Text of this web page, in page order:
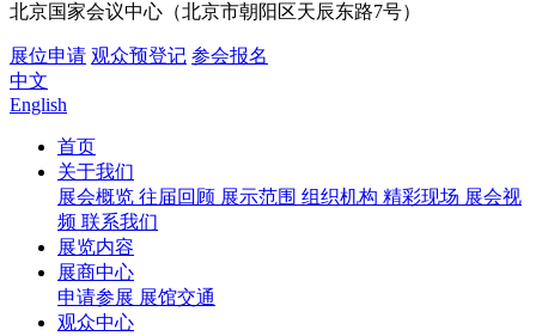
北京国家会议中心（北京市朝阳区天辰东路7号）
展位申请 观众预登记 参会报名
中文
English
首页
关于我们
展会概览 往届回顾 展示范围 组织机构 精彩现场 展会视
频 联系我们
展览内容
展商中心
申请参展 展馆交通
观众中心